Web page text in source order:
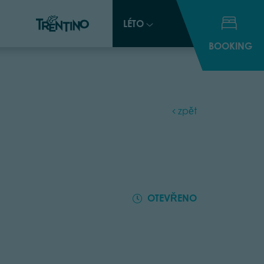
LÉTO
BOOKING
LÉTO
BOOKING
zpět
OTEVŘENO